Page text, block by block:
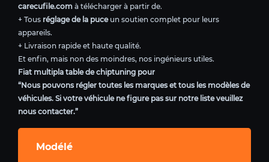
carecufile.com à télécharger à partir de.
+ Tous réglage de la puceun soutien complet pour leurs
appareils.
+ Livraison rapide et haute qualité.
Et enfin, mais non des moindres, nos ingénieurs utiles.
Fiat multipla table de chiptuning pour
“Nous pouvons régler toutes les marques et tous les modèles de
véhicules. Si votre véhicule ne figure pas sur notre liste veuillez
nous contacter.”
Modélé